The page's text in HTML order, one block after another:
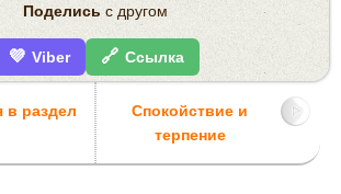
Поделись с другом
💜 Viber 🔗 Ссылка
в раздел
Спокойствие и
терпение